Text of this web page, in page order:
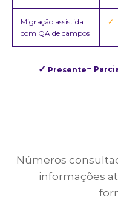
Migração assistida
com QA de campos
✓
✓ Presente~
Números
informações